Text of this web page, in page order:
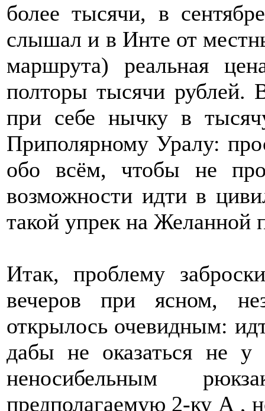
более тысячи, в
слышал и в Инте от
маршрута) реальная
полторы тысячи рублей.
при себе нычку в
Приполярному Уралу:
обо всём, чтобы не
возможности идти в
такой упрек на Желанной
Итак, проблему
вечеров при ясном,
открылось очевидным:
дабы не оказаться не
неносибельным
предполагаемую 2-ку А ,